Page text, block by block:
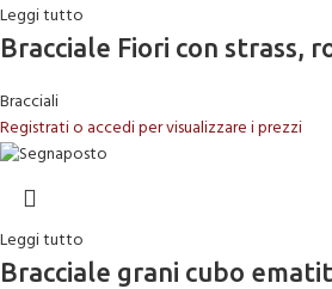
Leggi tutto
Bracciale Fiori con strass,
Bracciali
Registrati o accedi per visualizzare i prezzi
Leggi tutto
Bracciale grani cubo